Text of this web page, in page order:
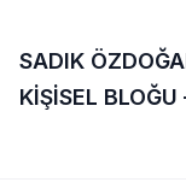
SADIK
KİŞİSEL BLOĞU